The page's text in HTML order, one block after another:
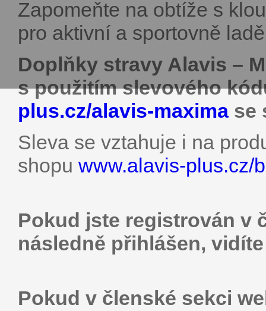
Zapomeňte na obtíže s
pro aktivní a sportovně
Doplňky stravy Alavis –
s použitím slevového
plus.cz/alavis-maximase
Sleva se vztahuje i na
shopu www.alavis-plus.cz/
Pokud jste registrován v
následně přihlášen,
Pokud v členské sekci